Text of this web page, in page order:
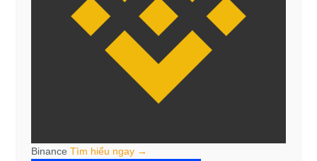
Binance Tìm hiểu ngay →